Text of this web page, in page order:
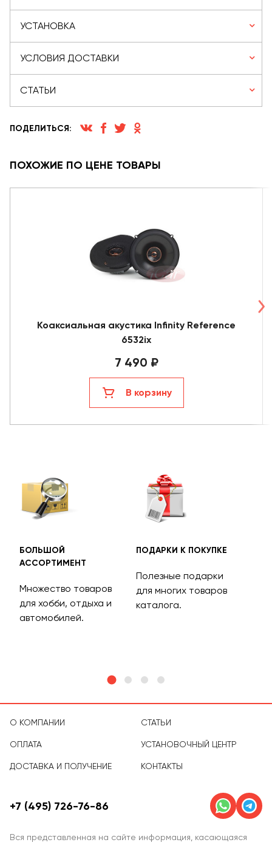
УСТАНОВКА
УСЛОВИЯ ДОСТАВКИ
СТАТЬИ
ПОДЕЛИТЬСЯ:
ПОХОЖИЕ ПО ЦЕНЕ ТОВАРЫ
Коаксиальная акустика Infinity Reference
6532ix
7 490 ₽
В корзину
БОЛЬШОЙ
АССОРТИМЕНТ
Множество товаров
для хобби, отдыха и
автомобилей.
ПОДАРКИ К ПОКУПКЕ
Полезные подарки
для многих товаров
каталога.
О КОМПАНИИ
ОПЛАТА
ДОСТАВКА И ПОЛУЧЕНИЕ
СТАТЬИ
УСТАНОВОЧНЫЙ ЦЕНТР
КОНТАКТЫ
Вся представленная на сайте информация, касающаяся
+7 (495) 726-76-86